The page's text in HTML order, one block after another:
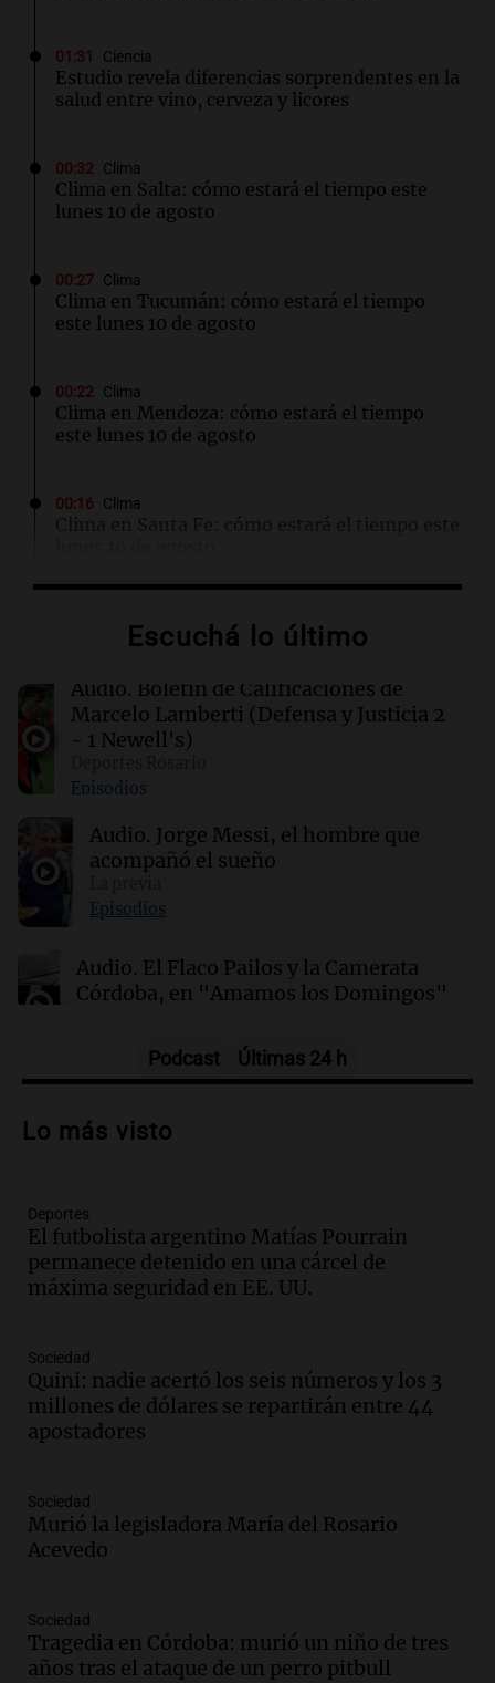
01:31 Ciencia
Estudio revela diferencias sorprendentes en la
salud entre vino, cerveza y licores
00:32 Clima
Clima en Salta: cómo estará el tiempo este
lunes 10 de agosto
00:27 Clima
Clima en Tucumán: cómo estará el tiempo
este lunes 10 de agosto
00:22 Clima
Clima en Mendoza: cómo estará el tiempo
este lunes 10 de agosto
00:16 Clima
Clima en Santa Fe: cómo estará el tiempo este
Colombia confirma la muerte de un cabecilla
militar
00:11 Clima
lunes 10 de agosto
00:06 Clima
Clima en CABA: cómo estará el tiempo este
lunes 10 de agosto
Escuchá lo último
Audio. Boletín de Calificaciones de
Marcelo Lamberti (Defensa y Justicia 2
- 1 Newell's)
Episodios
Audio. Jorge Messi, el hombre que
acompañó el sueño
Episodios
Audio. El Flaco Pailos y la Camerata
Córdoba, en "Amamos los Domingos"
hablaron de su obra en Cadena 3
Audio.
recuerdo del paso de Juan Pablo II: "Te
traspasaba con la mirada"
Amamos los Domingos
Audio.
un imperdible cordobés para los
amantes de la astronomía
Amamos los Domingos
la historia del club de Irlanda
revolucionado por hinchas argentinos
Amamos los Domingos
Audio.
argentino regresa al país tras conflicto
con Brasil
Podcast Últimas 24 h
Lo más visto
Deportes
El futbolista argentino Matías Pourrain
permanece detenido en una cárcel de
máxima seguridad en EE. UU.
Sociedad
Quini: nadie acertó los seis números y los 3
millones de dólares se repartirán entre 44
apostadores
Sociedad
Murió la legisladora María del Rosario
Acevedo
Sociedad
Tragedia en Córdoba: murió un niño de tres
años tras el ataque de un perro pitbull